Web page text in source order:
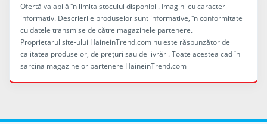
Ofertă valabilă în limita stocului disponibil. Imagini cu caracter
informativ. Descrierile produselor sunt informative, în conformitate
cu datele transmise de către magazinele partenere.
Proprietarul site-ului HaineinTrend.com nu este răspunzător de
calitatea produselor, de preţuri sau de livrări. Toate acestea cad în
sarcina magazinelor partenere HaineinTrend.com